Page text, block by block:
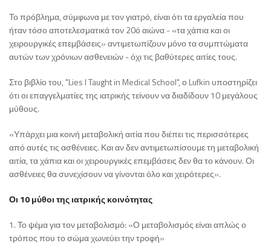
Το πρόβλημα, σύμφωνα με τον γιατρό, είναι ότι τα εργαλεία που
ήταν τόσο αποτελεσματικά τον 20ό αιώνα - «τα χάπια και οι
χειρουργικές επεμβάσεις» αντιμετωπίζουν μόνο τα συμπτώματα
αυτών των χρόνιων ασθενειών - όχι τις βαθύτερες αιτίες τους.
Στο βιβλίο του, "Lies I Taught in Medical School", ο Lufkin υποστηρίζει
ότι οι επαγγελματίες της ιατρικής τείνουν να διαδίδουν 10 μεγάλους
μύθους.
«Υπάρχει μια κοινή μεταβολική αιτία που διέπει τις περισσότερες
από αυτές τις ασθένειες. Και αν δεν αντιμετωπίσουμε τη μεταβολική
αιτία, τα χάπια και οι χειρουργικές επεμβάσεις δεν θα το κάνουν. Οι
ασθένειες θα συνεχίσουν να γίνονται όλο και χειρότερες».
Οι 10 μύθοι της ιατρικής κοινότητας
1. Το ψέμα για τον μεταβολισμό: «Ο μεταβολισμός είναι απλώς ο
τρόπος που το σώμα χωνεύει την τροφή»